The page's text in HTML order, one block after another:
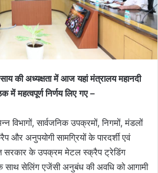
की अध्यक्षता में आज यहां मंत्रालय महानदी
महत्वपूर्ण निर्णय लिए गए –
विभागों, सार्वजनिक उपक्रमों, निगमों, मंडलों
और अनुपयोगी सामग्रियों के पारदर्शी एवं
सरकार के उपक्रम मेटल स्क्रैप ट्रेडिंग
साथ सेलिंग एजेंसी अनुबंध की अवधि को आगामी